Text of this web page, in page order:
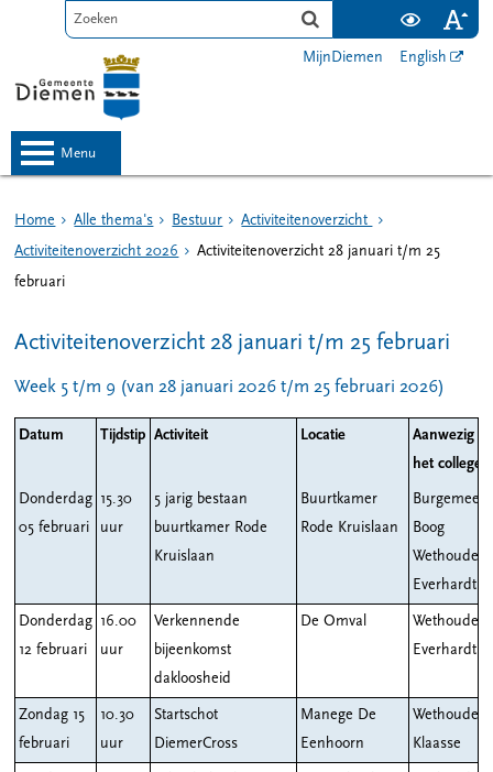
MijnDiemen English
menu
Home Alle thema's Bestuur
Activiteitenoverzicht
Activiteitenoverzicht 2026
Activiteitenoverzicht 28 januari t/m 25
februari
Activiteitenoverzicht 28 januari t/m 25 februari
Week 5 t/m 9 (van 28 januari 2026 t/m 25 februari 2026)
Datum Tijdstip Activiteit Locatie
Aanwezig
het college
Donderdag
05 februari
15.30
uur
5 jarig bestaan
buurtkamer Rode
Kruislaan
Buurtkamer
Rode Kruislaan
Boog
Wethouder
Everhardt
Donderdag
12 februari
16.00
uur
Verkennende
bijeenkomst
dakloosheid
De Omval
Wethouder
Everhardt
Zondag 15
februari
10.30
uur
Startschot
DiemerCross
Manege De
Eenhoorn
Wethouder
Klaasse